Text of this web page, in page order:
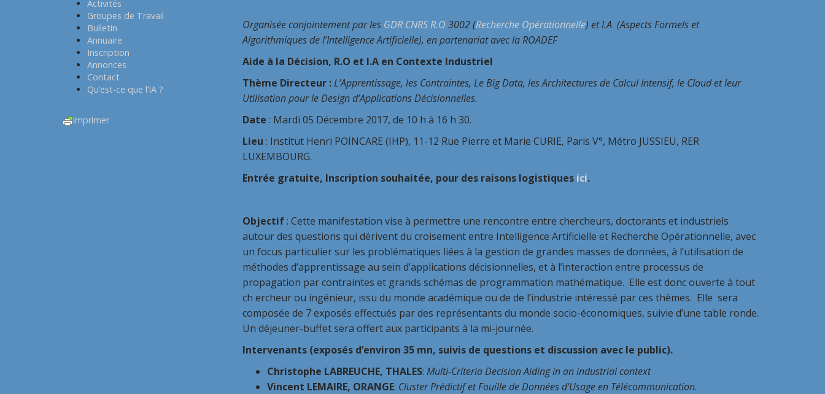
Organisée conjointement par les GDR CNRS R.O 3002 (Recherche Opérationnelle) et I.A (Aspects Formels et
Algorithmiques de l’Intelligence Artificielle), en partenariat avec la ROADEF
Aide à la Décision, R.O et I.A en Contexte Industriel
Thème Directeur :L’Apprentissage, les Contraintes, Le Big Data, les Architectures de Calcul Intensif, le Cloud et leur
Utilisation pour le Design d’Applications Décisionnelles.
Date : Mardi 05 Décembre 2017, de 10 h à 16 h 30.
Lieu : Institut Henri POINCARE (IHP), 11-12 Rue Pierre et Marie CURIE, Paris V°, Métro JUSSIEU, RER
LUXEMBOURG.
Entrée gratuite, Inscription souhaitée, pour des raisons logistiques ici.
Objectif: Cette manifestation vise à permettre une rencontre entre chercheurs, doctorants et industriels
autour des questions qui dérivent du croisement entre Intelligence Artificielle et Recherche Opérationnelle, avec
un focus particulier sur les problématiques liées à la gestion de grandes masses de données, à l’utilisation de
méthodes d’apprentissage au sein d’applications décisionnelles, et à l’interaction entre processus de
propagation par contraintes et grands schémas de programmation mathématique. Elle est donc ouverte à tout
ch ercheur ou ingénieur, issu du monde académique ou de de l’industrie intéressé par ces thèmes. Elle sera
composée de 7 exposés effectués par des représentants du monde socio-économiques, suivie d’une table ronde.
Un déjeuner-buffet sera offert aux participants à la mi-journée.
Intervenants (exposés d’environ 35 mn, suivis de questions et discussion avec le public).
Christophe LABREUCHE, THALES: Multi-Criteria Decision Aiding in an industrial context
Vincent LEMAIRE, ORANGE: Cluster Prédictif et Fouille de Données d’Usage en Télécommunication.
Activités
Groupes de Travail
Bulletin
Annuaire
Inscription
Annonces
Contact
Qu’est-ce que l’IA ?
Imprimer